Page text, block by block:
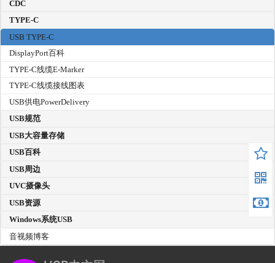
CDC
TYPE-C
USB TYPE-C
DisplayPort百科
TYPE-C线缆E-Marker
TYPE-C线缆接线图表
USB供电PowerDelivery
USB规范
USB大容量存储
USB百科
USB周边
UVC摄像头
USB资源
Windows系统USB
音视频博客